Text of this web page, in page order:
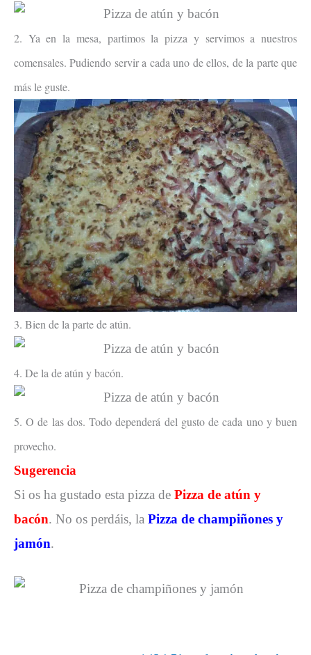
2. Ya en la mesa, partimos la pizza y servimos a nuestros
comensales. Pudiendo servir a cada uno de ellos, de la parte que
más le guste.
3. Bien de la parte de atún.
4. De la de atún y bacón.
5. O de las dos. Todo dependerá del gusto de cada uno y buen
provecho.
Sugerencia
Si os ha gustado esta pizza de Pizza de atún y
bacón. No os perdáis, la Pizza de champiñones y
jamón.